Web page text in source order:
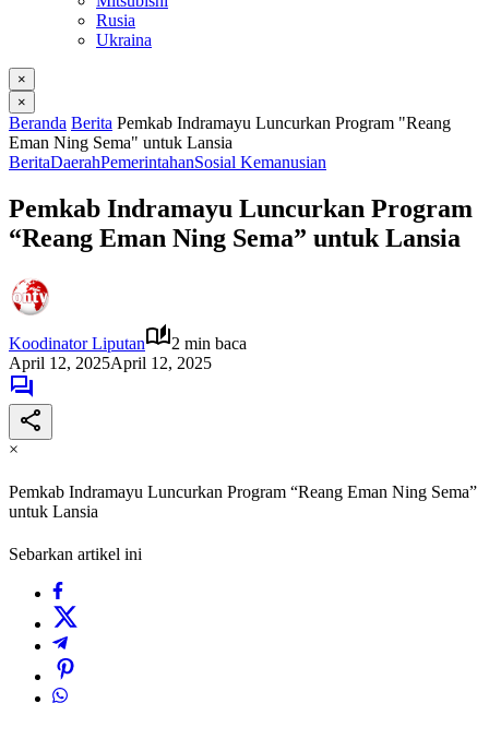
Rusia
Ukraina
×
×
Beranda Berita Pemkab Indramayu Luncurkan Program "Reang
Eman Ning Sema" untuk Lansia
BeritaDaerahPemerintahanSosial Kemanusian
Pemkab Indramayu Luncurkan Program
“Reang Eman Ning Sema” untuk Lansia
Koodinator Liputan
2 min baca
April 12, 2025April 12, 2025
×
Pemkab Indramayu Luncurkan Program “Reang Eman Ning Sema”
untuk Lansia
Sebarkan artikel ini